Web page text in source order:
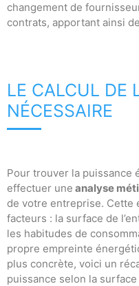
changement de
contrats, apportant ainsi
LE CALCUL DE
NÉCESSAIRE
Pour trouver la puissance
effectuer une analyse
de votre entreprise. Cette
facteurs : la surface de
les habitudes de
propre empreinte
plus concrète, voici un
puissance selon la